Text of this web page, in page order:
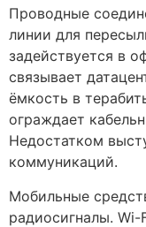
Проводные
линии для
задействуется в
связывает
ёмкость в
ограждает
Недостатком
коммуникаций.
Мобильные
радиосигналы. Wi-